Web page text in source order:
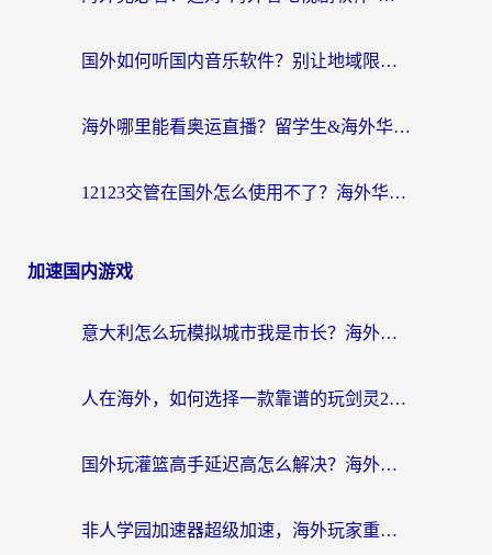
国外如何听国内音乐软件？别让地域限制，断了你的中文歌单
海外哪里能看奥运直播？留学生&海外华人必看的体育赛事观赛终极指南
12123交管在国外怎么使用不了？海外华人必看的无缝访问国内资源指南
加速国内游戏
意大利怎么玩模拟城市我是市长？海外党国服游戏加速终极攻略（附三国3量子特攻解决办法）
人在海外，如何选择一款靠谱的玩剑灵2加速器？
国外玩灌篮高手延迟高怎么解决？海外玩家国服游戏加速终极指南
非人学园加速器超级加速，海外玩家重返国服的通行证